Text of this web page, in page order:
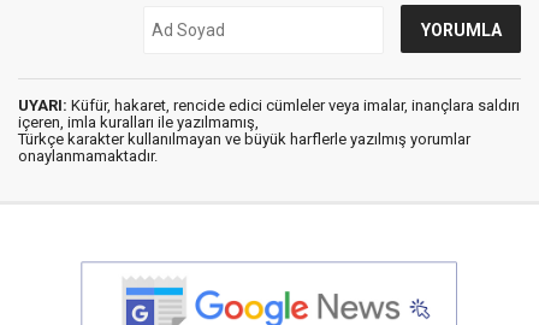
UYARI: Küfür, hakaret, rencide edici cümleler veya imalar, inançlara saldırı
içeren, imla kuralları ile yazılmamış,
Türkçe karakter kullanılmayan ve büyük harflerle yazılmış yorumlar
onaylanmamaktadır.